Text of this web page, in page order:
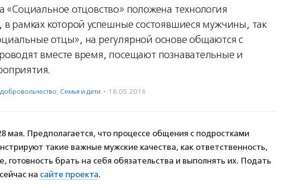
«Социальное отцовство» положена технология
в рамках которой успешные состоявшиеся мужчины, так
отцы», на регулярной основе общаются с
вместе время, посещают познавательные и
, Семья и дети · 18.05.2016
мая. Предполагается, что процессе общения с подростками
такие важные мужские качества, как ответственность,
готовность брать на себя обязательства и выполнять их. Подать
на сайте проекта.